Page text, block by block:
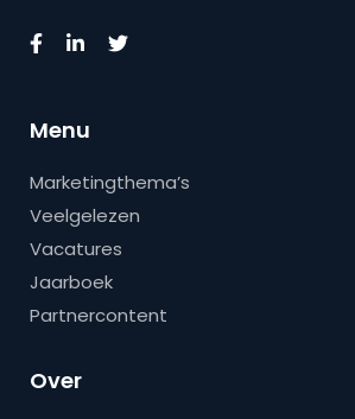
Menu
Marketingthema’s
Veelgelezen
Vacatures
Jaarboek
Partnercontent
Over